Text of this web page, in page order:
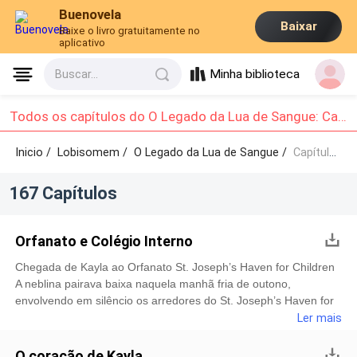
Buenovela
Baixe o livro gratuitamente no
aplicativo
Baixar
Buscar... Minha biblioteca
Todos os capítulos do O Legado da Lua de Sangue: Capítulo 1 - Capítulo 10
Inicio / Lobisomem/O Legado da Lua de Sangue / Capítulo 1 - Capítulo 10
167 Capítulos
Orfanato e Colégio Interno
Chegada de Kayla ao Orfanato St. Joseph’s Haven for Children
A neblina pairava baixa naquela manhã fria de outono,
envolvendo em silêncio os arredores do St. Joseph’s Haven for
Children, um orfanato católico situado nos arredores de uma
um rangido suave, dando passagem ao carro preto do serviço
Ler mais